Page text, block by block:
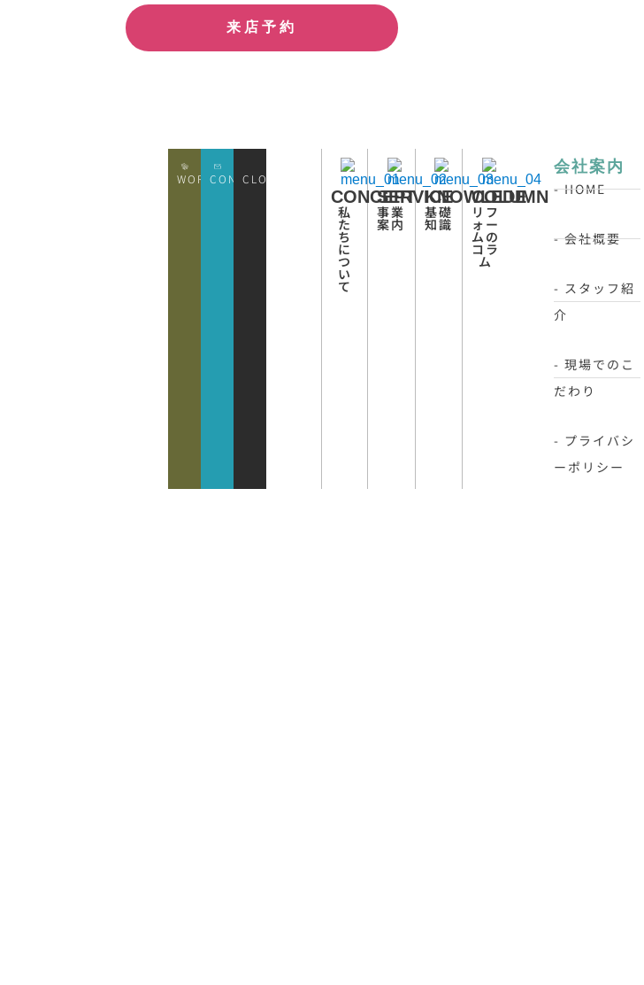
来店予約
WORKSCONATCT
CLOSE
CONCEPT
私
た
ち
に
つ
い
て
SERVICE
事業
案内
KNOWLEDE
基礎
知識
COLUMN
リフ
ォー
ムの
コラ
ム
会社案内
- HOME
- 会社概要
- スタッフ紹
介
- 現場でのこ
だわり
- プライバシ
ーポリシー